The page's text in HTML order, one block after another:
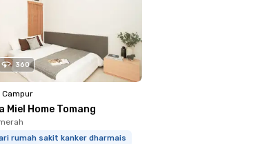
360
Campur
Miel Home Tomang
rumah sakit kanker dharmais